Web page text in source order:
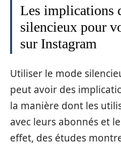
Les implications
silencieux pour
sur Instagram
Utiliser le mode
peut avoir des
la manière dont les
avec leurs abonnés et
effet, des études